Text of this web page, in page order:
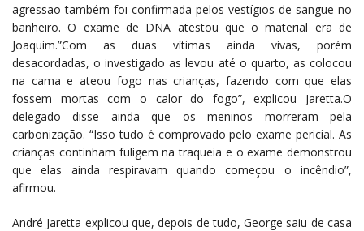
agressão também foi confirmada pelos vestígios de sangue no
banheiro. O exame de DNA atestou que o material era de
Joaquim.”Com as duas vítimas ainda vivas, porém
desacordadas, o investigado as levou até o quarto, as colocou
na cama e ateou fogo nas crianças, fazendo com que elas
fossem mortas com o calor do fogo”, explicou Jaretta.O
delegado disse ainda que os meninos morreram pela
carbonização. “Isso tudo é comprovado pelo exame pericial. As
crianças continham fuligem na traqueia e o exame demonstrou
que elas ainda respiravam quando começou o incêndio”,
afirmou.
André Jaretta explicou que, depois de tudo, George saiu de casa